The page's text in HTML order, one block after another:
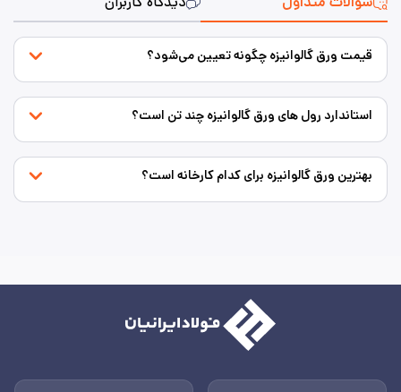
قیمت ورق گالوانیزه چگونه تعیین می‌شود؟
استاندارد رول های ورق گالوانیزه چند تن است؟
بهترین ورق گالوانیزه برای کدام کارخانه است؟